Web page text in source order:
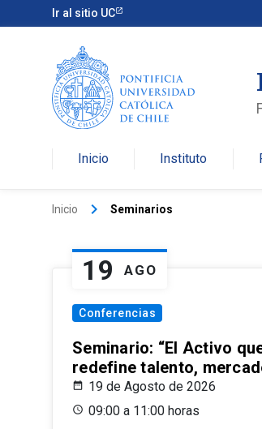
Ir al sitio UC
Inicio Instituto
Inicio keyboard_arrow_right Seminarios
19 AGO
Conferencias
Seminario: “El Activo
redefine talento,
19 de Agosto de 2026
09:00 a 11:00 horas